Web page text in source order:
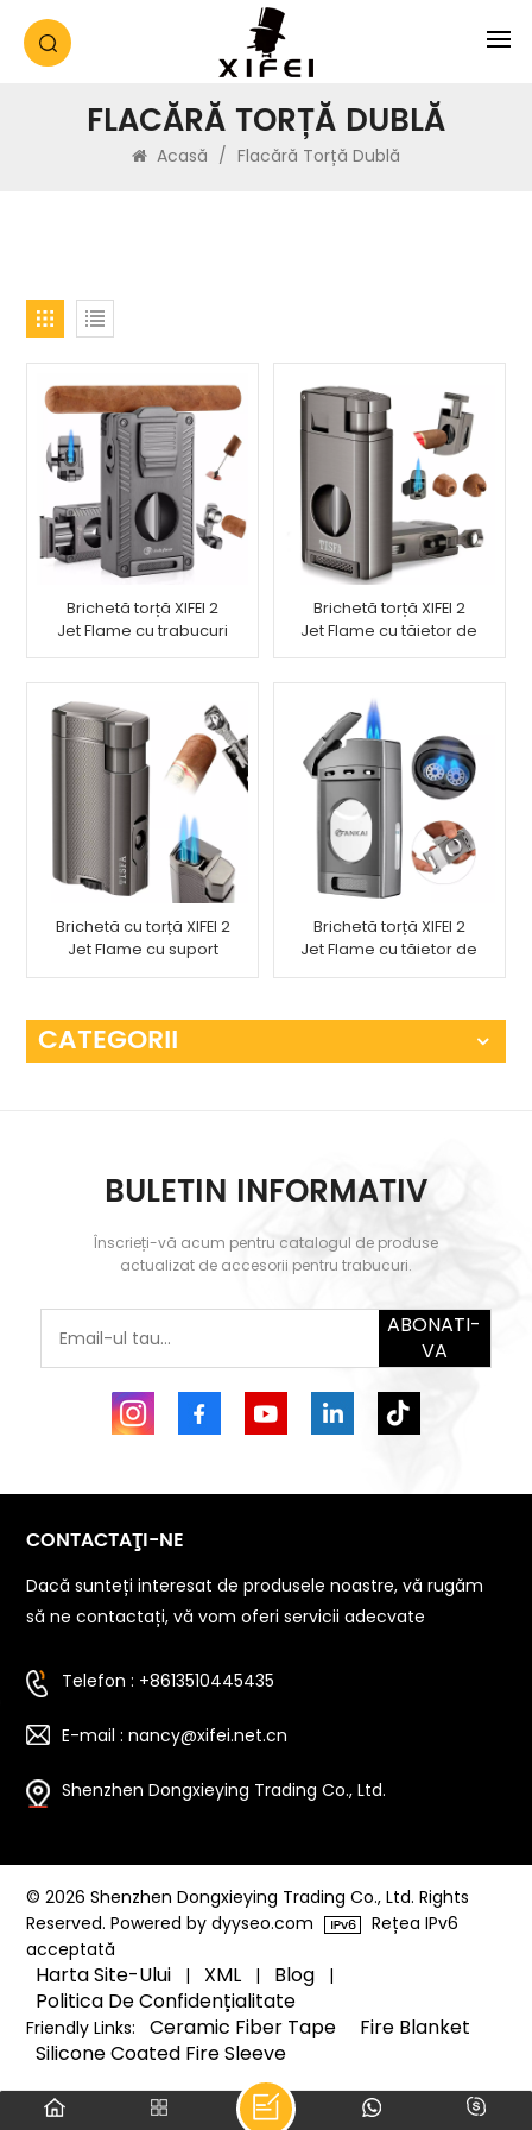
FLACĂRĂ TORȚĂ DUBLĂ
Acasă / Flacără Torță Dublă
Brichetă torță XIFEI 2
Jet Flame cu trabucuri
Vcutter Punch Stand
Brichetă torță XIFEI 2
Jet Flame cu tăietor de
trabucuri în formă de
Brichetă cu torță XIFEI 2
Jet Flame cu suport
pentru perforarea
Brichetă torță XIFEI 2
Jet Flame cu tăietor de
trabucuri
CATEGORII
BULETIN INFORMATIV
Înscrieți-vă acum pentru catalogul de produse
actualizat de accesorii pentru trabucuri.
ABONATI-
VA
CONTACTAŢI-NE
Dacă sunteți interesat de produsele noastre, vă rugăm
să ne contactați, vă vom oferi servicii adecvate
Telefon : +8613510445435
E-mail : nancy@xifei.net.cn
Shenzhen Dongxieying Trading Co., Ltd.
© 2026 Shenzhen Dongxieying Trading Co., Ltd. Rights
Reserved. Powered by dyyseo.com
Rețea IPv6
acceptată
Harta Site-Ului | XML | Blog |
Politica De Confidențialitate
Friendly Links: Ceramic Fiber Tape
Fire Blanket
Silicone Coated Fire Sleeve